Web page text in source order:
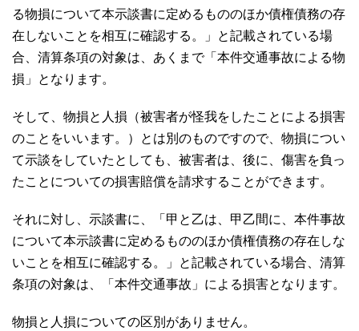
る物損について本示談書に定めるもののほか債権債務の存
在しないことを相互に確認する。」と記載されている場
合、清算条項の対象は、あくまで「本件交通事故による物
損」となります。
そして、物損と人損（被害者が怪我をしたことによる損害
のことをいいます。）とは別のものですので、 物損につい
て示談をしていたとしても、被害者は、後に、傷害を負っ
たことについての損害賠償を請求することができます。
それに対し、示談書に、「甲と乙は、甲乙間に、本件事故
について本示談書に定めるもののほか債権債務の存在しな
いことを相互に確認する。」と記載されている場合、清算
条項の対象は、「本件交通事故」による損害となります。
物損と人損についての区別がありません。